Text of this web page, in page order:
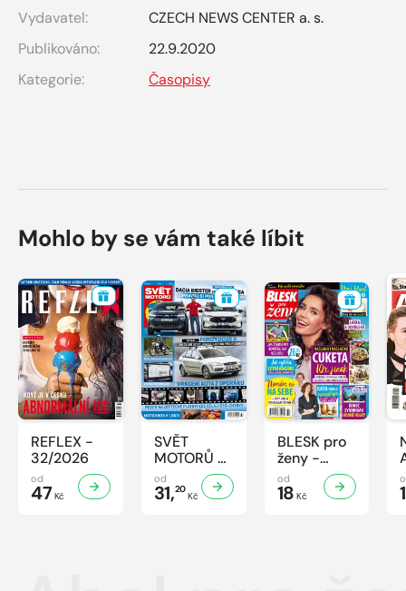
Vydavatel:
CZECH NEWS CENTER a. s.
Publikováno:
22.9.2020
Kategorie:
Časopisy
Mohlo by se vám také líbit
REFLEX -
32/2026
od
47 Kč
SVĚT
MOTORŮ -
32/2026
od
31,20
Kč
BLESK pro
ženy -
32/2026
od
18 Kč